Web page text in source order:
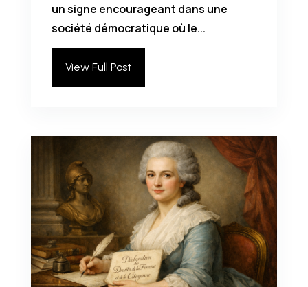
un signe encourageant dans une
société démocratique où le...
View Full Post